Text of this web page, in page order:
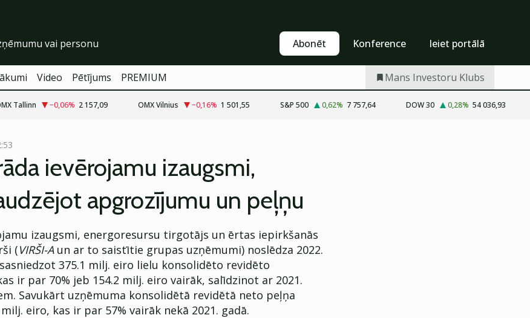
Abonēt Konference Ieiet portālā
Video Pētījums PREMIUM Mans Investoru Klubs
Tallinn −0,06% 2 157,09 OMX Vilnius −0,16% 1 501,55 S&P 500 0,62% 7 757,64 DOW 30 0,28% 54 036,93
ievērojamu izaugsmi,
apgrozījumu un peļņu
izaugsmi, energoresursu tirgotājs un ērtas iepirkšanās
(VIRŠI-Aun ar to saistītie grupas uzņēmumi) noslēdza 2022.
375.1 milj. eiro lielu konsolidēto revidēto
ir par 70% jeb 154.2 milj. eiro vairāk, salīdzinot ar 2021.
Savukārt uzņēmuma konsolidētā revidētā neto peļņa
eiro, kas ir par 57% vairāk nekā 2021. gadā.